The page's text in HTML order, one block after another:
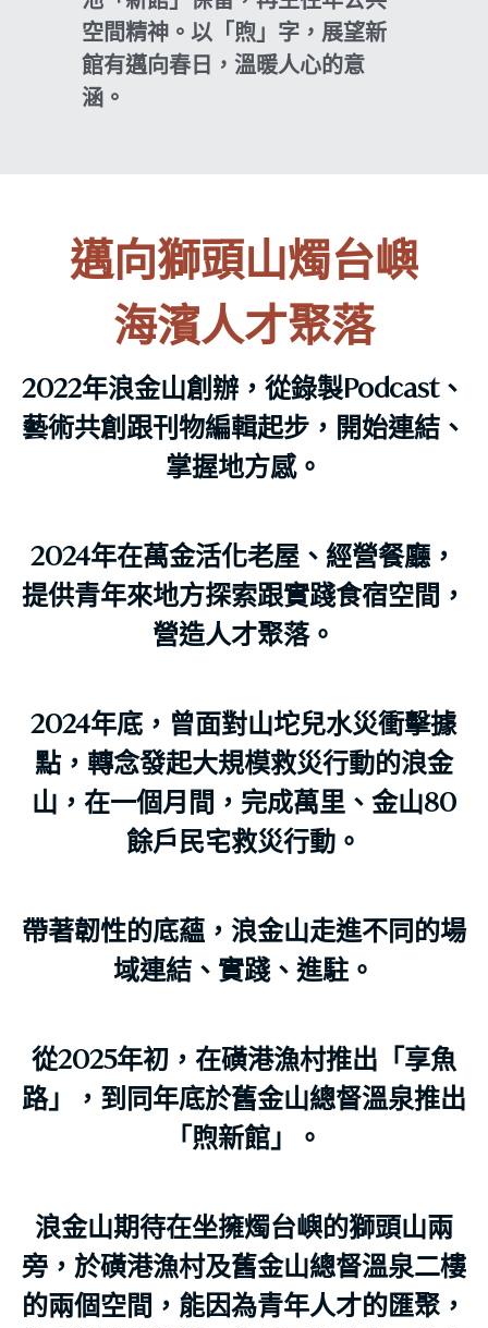
空間精神。以「煦」字，展望新
館有邁向春日，溫暖人心的意
涵。
邁向獅頭山燭台嶼
海濱人才聚落
2022年浪金山創辦，從錄製Podcast、
藝術共創跟刊物編輯起步，開始連結、
掌握地方感。
2024年在萬金活化老屋、經營餐廳，
提供青年來地方探索跟實踐食宿空間，
營造人才聚落。
2024年底，曾面對山坨兒水災衝擊據
點，轉念發起大規模救災行動的浪金
山，在一個月間，完成萬里、金山80
餘戶民宅救災行動。
帶著韌性的底蘊，浪金山走進不同的場
域連結、實踐、進駐。
從2025年初，在磺港漁村推出「享魚
路」，到同年底於舊金山總督溫泉推出
「煦新館」。
浪金山期待在坐擁燭台嶼的獅頭山兩
旁，於磺港漁村及舊金山總督溫泉二樓
的兩個空間，能因為青年人才的匯聚，